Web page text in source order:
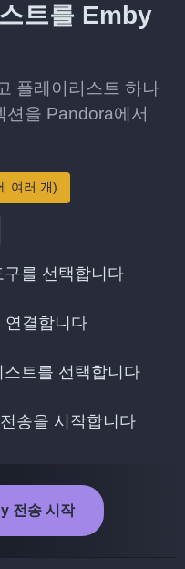
트를 Emby
플레이리스트 하나
션을 Pandora에서
여러 개)
구를 선택합니다
연결합니다
트를 선택합니다
송을 시작합니다
전송 시작